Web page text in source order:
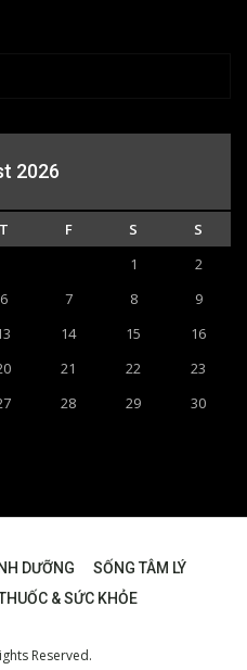
2026
T F S
S
1
2
6 7 8
9
14 15
16
21 22
23
28 29
30
DƯỠNG
SỐNG TÂM LÝ
& SỨC KHỎE
Reserved.